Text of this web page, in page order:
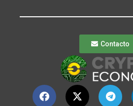
Contacto